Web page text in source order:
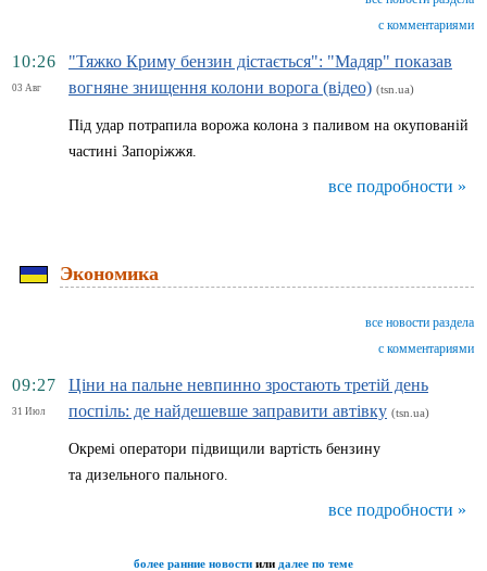
с комментариями
10:26
03 Авг
"Тяжко Криму бензин дістається": "Мадяр" показав
вогняне знищення колони ворога (відео) (tsn.ua)
Під удар потрапила ворожа колона з паливом на окупованій
частині Запоріжжя.
все подробности »
Экономика
все новости раздела
с комментариями
09:27
31 Июл
Ціни на пальне невпинно зростають третій день
поспіль: де найдешевше заправити автівку (tsn.ua)
Окремі оператори підвищили вартість бензину
та дизельного пального.
все подробности »
более ранние новости или далее по теме